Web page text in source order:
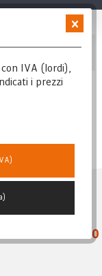
+39 388 385 10
IVA (lordi),
i prezzi